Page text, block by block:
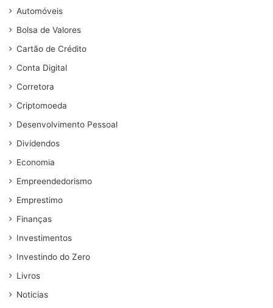
Automóveis
Bolsa de Valores
Cartão de Crédito
Conta Digital
Corretora
Criptomoeda
Desenvolvimento Pessoal
Dividendos
Economia
Empreendedorismo
Emprestimo
Finanças
Investimentos
Investindo do Zero
Livros
Noticias